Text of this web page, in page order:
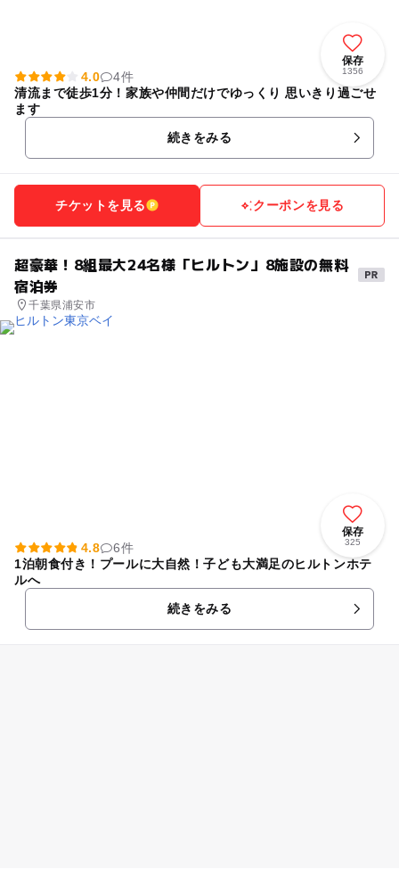
保存
1356
4.0
4件
清流まで徒歩1分！家族や仲間だけでゆっくり 思いきり過ごせ
ます
続きをみる
チケットを見る クーポンを見る
超豪華！8組最大24名様「ヒルトン」8施設の無料
宿泊券
千葉県浦安市
保存
325
4.8
6件
1泊朝食付き！プールに大自然！子ども大満足のヒルトンホテ
ルへ
続きをみる